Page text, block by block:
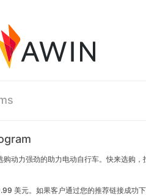
动力强劲的助力电动自行车。快来选购，
美元。如果客户通过您的推荐链接成功